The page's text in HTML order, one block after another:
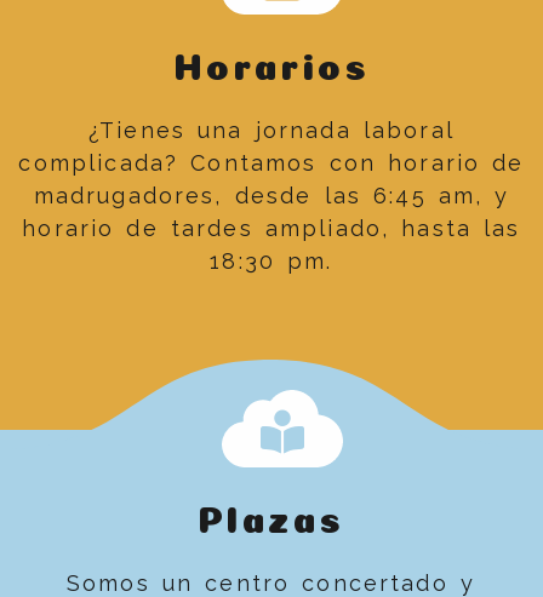
Horarios
¿Tienes una jornada laboral
complicada? Contamos con horario de
madrugadores, desde las 6:45 am, y
horario de tardes ampliado, hasta las
18:30 pm.
Plazas
Somos un centro concertado y